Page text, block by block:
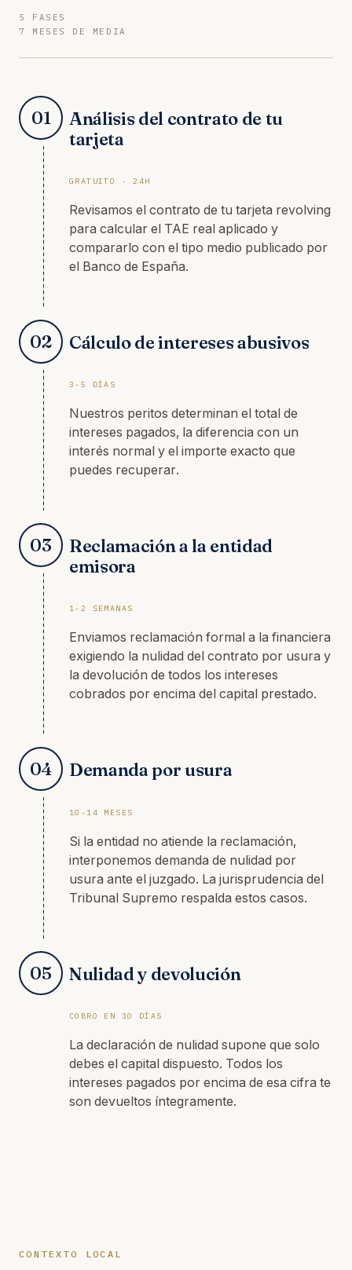
5 FASES
7 MESES DE MEDIA
01
Análisis del contrato de tu
tarjeta
GRATUITO · 24H
Revisamos el contrato de tu tarjeta revolving
para calcular el TAE real aplicado y
compararlo con el tipo medio publicado por
el Banco de España.
02 Cálculo de intereses abusivos
3-5 DÍAS
Nuestros peritos determinan el total de
intereses pagados, la diferencia con un
interés normal y el importe exacto que
puedes recuperar.
03
Reclamación a la entidad
emisora
1-2 SEMANAS
Enviamos reclamación formal a la financiera
exigiendo la nulidad del contrato por usura y
la devolución de todos los intereses
cobrados por encima del capital prestado.
04 Demanda por usura
10-14 MESES
Si la entidad no atiende la reclamación,
interponemos demanda de nulidad por
usura ante el juzgado. La jurisprudencia del
Tribunal Supremo respalda estos casos.
05 Nulidad y devolución
COBRO EN 30 DÍAS
La declaración de nulidad supone que solo
debes el capital dispuesto. Todos los
intereses pagados por encima de esa cifra te
son devueltos íntegramente.
CONTEXTO LOCAL